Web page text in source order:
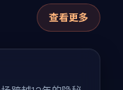
查看更多
99:54